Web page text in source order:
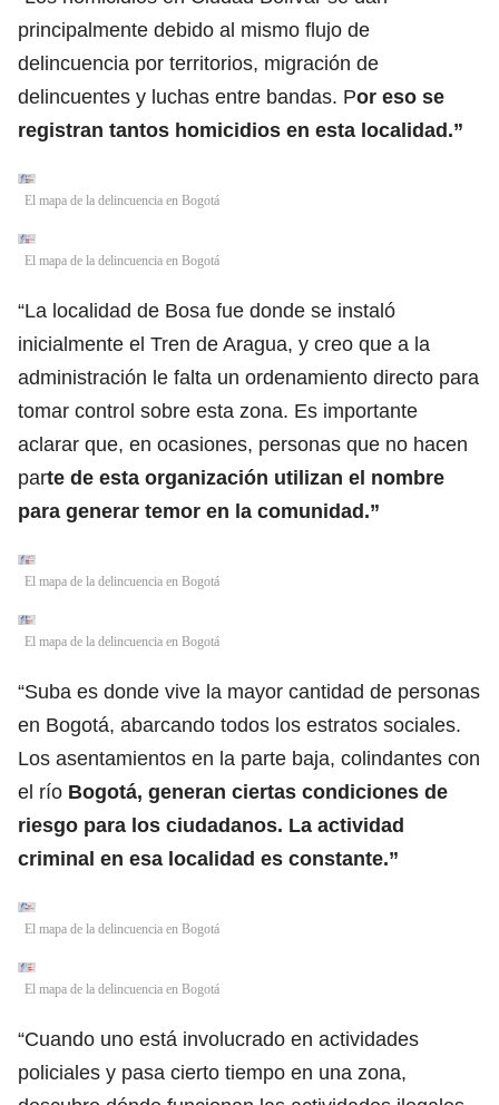
principalmente debido al mismo flujo de
delincuencia por territorios, migración de
delincuentes y luchas entre bandas. Por eso se
registran tantos homicidios en esta localidad.”
El mapa de la delincuencia en Bogotá
El mapa de la delincuencia en Bogotá
“La localidad de Bosa fue donde se instaló
inicialmente el Tren de Aragua, y creo que a la
administración le falta un ordenamiento directo para
tomar control sobre esta zona. Es importante
aclarar que, en ocasiones, personas que no hacen
parte de esta organización utilizan el nombre
para generar temor en la comunidad.”
El mapa de la delincuencia en Bogotá
El mapa de la delincuencia en Bogotá
“Suba es donde vive la mayor cantidad de personas
en Bogotá, abarcando todos los estratos sociales.
Los asentamientos en la parte baja, colindantes con
el río Bogotá, generan ciertas condiciones de
riesgo para los ciudadanos. La actividad
criminal en esa localidad es constante.”
El mapa de la delincuencia en Bogotá
El mapa de la delincuencia en Bogotá
“Cuando uno está involucrado en actividades
policiales y pasa cierto tiempo en una zona,